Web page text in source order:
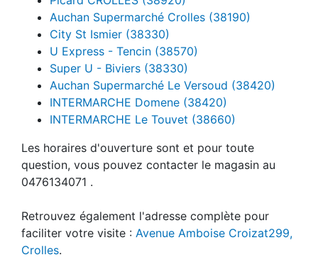
Auchan Supermarché Crolles (38190)
City St Ismier (38330)
U Express - Tencin (38570)
Super U - Biviers (38330)
Auchan Supermarché Le Versoud (38420)
INTERMARCHE Domene (38420)
INTERMARCHE Le Touvet (38660)
Les horaires d'ouverture sont et pour toute
question, vous pouvez contacter le magasin au
0476134071 .
Retrouvez également l'adresse complète pour
faciliter votre visite : Avenue Amboise Croizat299,
Crolles.